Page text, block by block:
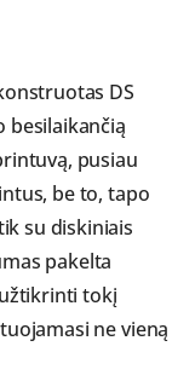
DS
besilaikančią
pusiau
be to, tapo
su diskiniais
pakelta
tokį
ne vieną